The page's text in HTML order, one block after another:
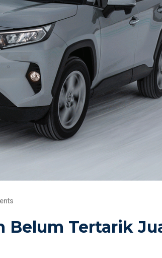
Belum Tertarik